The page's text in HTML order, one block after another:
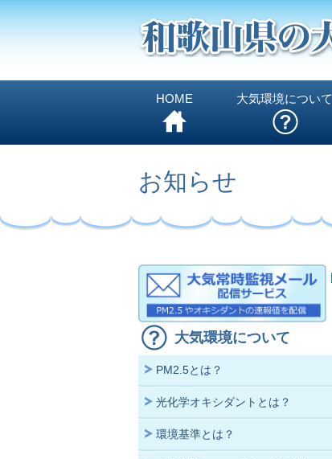
HOME 大気環境について
お知らせ
大気環境について
PM2.5とは？
光化学オキシダントとは？
環境基準とは？